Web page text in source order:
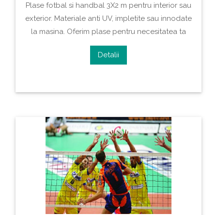
Plase fotbal si handbal 3X2 m pentru interior sau
exterior. Materiale anti UV, impletite sau innodate
la masina. Oferim plase pentru necesitatea ta
Detalii